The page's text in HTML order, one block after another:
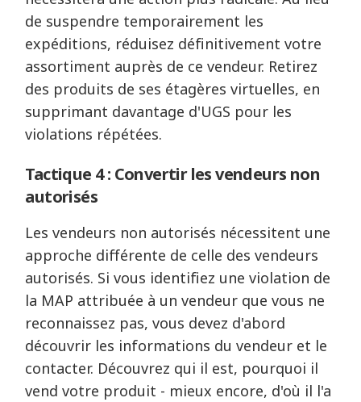
de suspendre temporairement les
expéditions, réduisez définitivement votre
assortiment auprès de ce vendeur. Retirez
des produits de ses étagères virtuelles, en
supprimant davantage d'UGS pour les
violations répétées.
Tactique 4 : Convertir les vendeurs non
autorisés
Les vendeurs non autorisés nécessitent une
approche différente de celle des vendeurs
autorisés. Si vous identifiez une violation de
la MAP attribuée à un vendeur que vous ne
reconnaissez pas, vous devez d'abord
découvrir les informations du vendeur et le
contacter. Découvrez qui il est, pourquoi il
vend votre produit - mieux encore, d'où il l'a